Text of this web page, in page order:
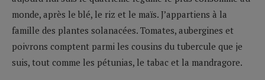
monde, après le blé, le riz et le maïs. J’appartiens à la
famille des plantes solanacées. Tomates, aubergines et
poivrons comptent parmi les cousins du tubercule que je
suis, tout comme les pétunias, le tabac et la mandragore.